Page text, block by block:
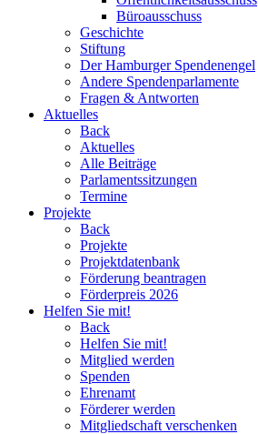
Büroausschuss
Geschichte
Stiftung
Der Hamburger Spendenengel
Andere Spendenparlamente
Fragen & Antworten
Aktuelles
Back
Aktuelles
Alle Beiträge
Parlamentssitzungen
Termine
Projekte
Back
Projekte
Projektdatenbank
Förderung beantragen
Förderpreis 2026
Helfen Sie mit!
Back
Helfen Sie mit!
Mitglied werden
Spenden
Ehrenamt
Förderer werden
Mitgliedschaft verschenken